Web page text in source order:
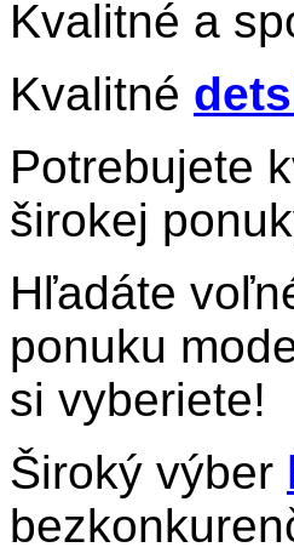
Kvalitné a
Kvalitné
Potrebujete
širokej
Hľadáte
ponuku
si vyberiete!
Široký výber